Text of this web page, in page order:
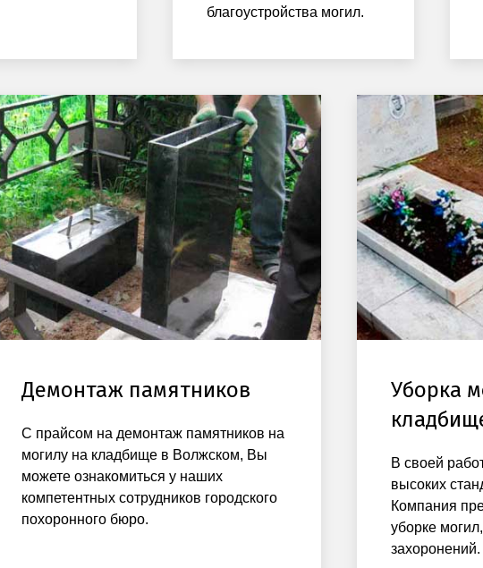
благоустройства могил.
Демонтаж памятников
С прайсом на демонтаж памятников на
могилу на кладбище в Волжском, Вы
можете ознакомиться у наших
компетентных сотрудников городского
похоронного бюро.
Уборка
В своей
высоких
Компания
уборке
захоронений.